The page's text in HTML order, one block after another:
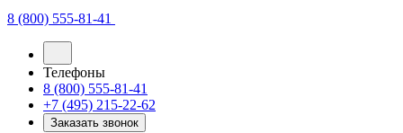
8 (800) 555-81-41
Телефоны
8 (800) 555-81-41
+7 (495) 215-22-62
Заказать звонок